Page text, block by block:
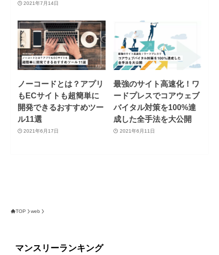
2021年7月14日
ノーコードとは？アプリ
もECサイトも超簡単に
開発できるおすすめツー
ル11選
2021年6月17日
最強のサイト高速化！ワ
ードプレスでコアウェブ
バイタル対策を100%達
成した全手法を大公開
2021年6月11日
TOP web
マンスリーランキング